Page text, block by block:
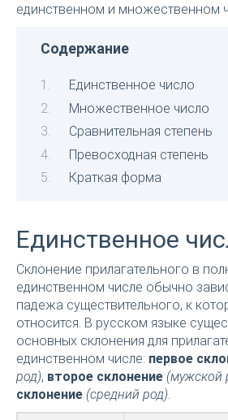
единственном и множественном
Содержание
Единственное число
Множественное число
Сравнительная степень
Превосходная степень
Краткая форма
Единственное
Склонение прилагательного в
единственном числе обычно
падежа существительного, к
относится. В русском языке
основных склонения для
единственном числе: первое
род), второе склонение (мужской
склонение (средний род).